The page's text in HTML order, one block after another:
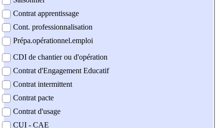
Contrat apprentissage
Cont. professionnalisation
Prépa.opérationnel.emploi
CDI de chantier ou d'opération
Contrat d'Engagement Educatif
Contrat intermittent
Contrat pacte
Contrat d'usage
CUI - CAE